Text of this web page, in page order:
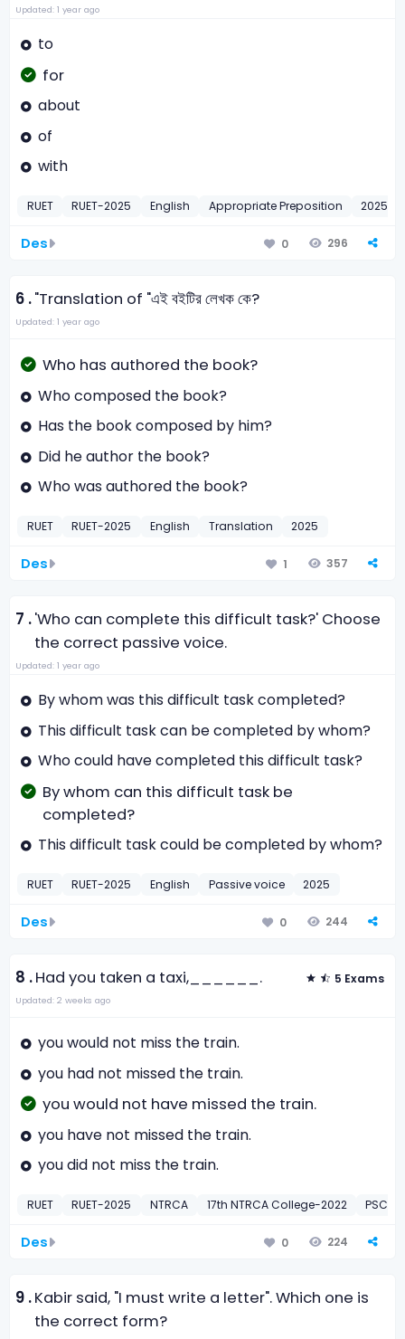
Updated: 1 year ago
to
for
about
of
with
RUET RUET-2025 English Appropriate Preposition 2025
Des 0 296
6 ."Translation of "এই বইটির লেখক কে?
Updated: 1 year ago
Who has authored the book?
Who composed the book?
Has the book composed by him?
Did he author the book?
Who was authored the book?
RUET RUET-2025 English Translation 2025
Des 1 357
7 .'Who can complete this difficult task?' Choose
the correct passive voice.
Updated: 1 year ago
By whom was this difficult task completed?
This difficult task can be completed by whom?
Who could have completed this difficult task?
By whom can this difficult task be
completed?
This difficult task could be completed by whom?
RUET RUET-2025 English Passive voice 2025
Des 0 244
8 .Had you taken a taxi,______. 5 Exams
Updated: 2 weeks ago
you would not miss the train.
you had not missed the train.
you would not have missed the train.
you have not missed the train.
you did not miss the train.
RUET RUET-2025 NTRCA 17th NTRCA College-2022 PSC
Des 0 224
9 .Kabir said, "I must write a letter". Which one is
the correct form?